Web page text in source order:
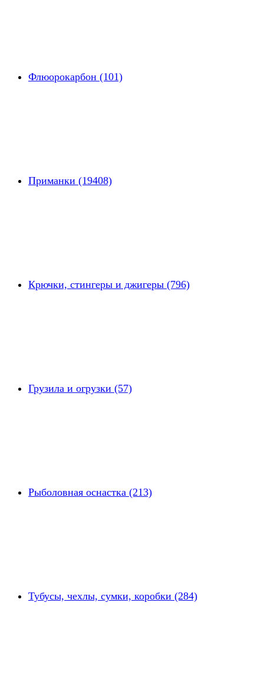
Флюорокарбон (101)
Приманки (19408)
Крючки, стингеры и джигеры (796)
Грузила и огрузки (57)
Рыболовная оснастка (213)
Тубусы, чехлы, сумки, коробки (284)